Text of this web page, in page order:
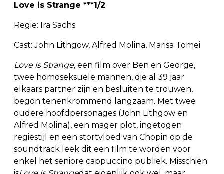
Love is Strange ***1/2
Regie: Ira Sachs
Cast: John Lithgow, Alfred Molina, Marisa Tomei
Love is Strange, een film over Ben en George,
twee homoseksuele mannen, die al 39 jaar
elkaars partner zijn en besluiten te trouwen,
begon tenenkrommend langzaam. Met twee
oudere hoofdpersonages (John Lithgow en
Alfred Molina), een mager plot, ingetogen
regiestijl en een stortvloed van Chopin op de
soundtrack leek dit een film te worden voor
enkel het seniore cappuccino publiek. Misschien